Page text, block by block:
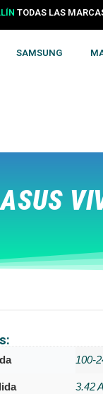
TODAS LAS
SAMSUNG
100-
3.42 A